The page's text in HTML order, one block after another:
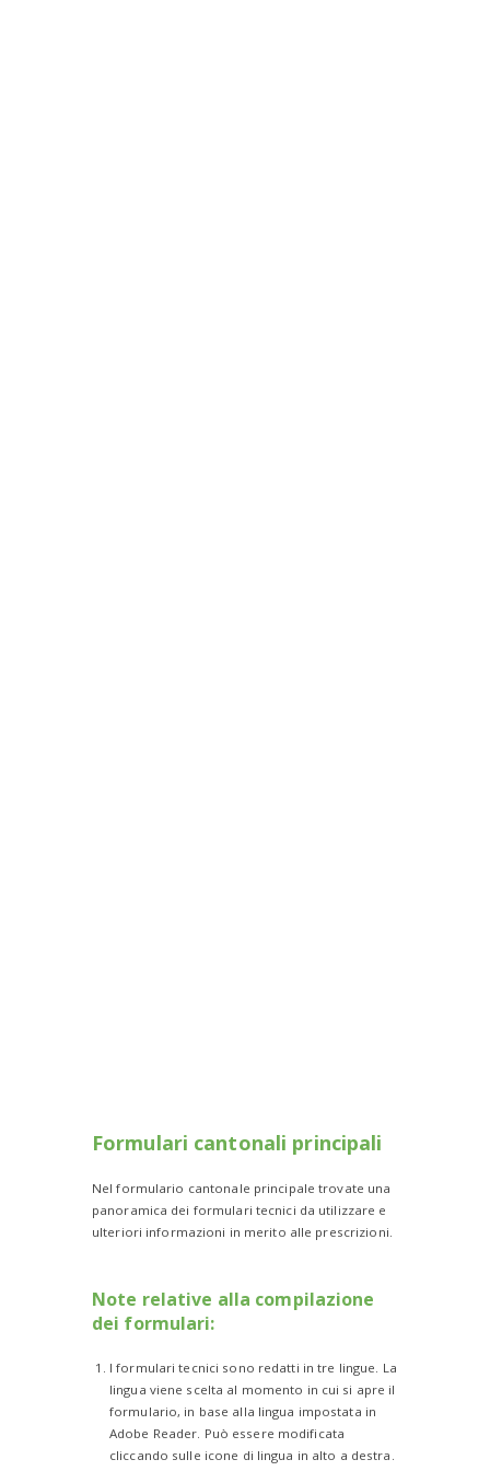
Formulari cantonali principali
Nel formulario cantonale principale trovate una
panoramica dei formulari tecnici da utilizzare e
ulteriori informazioni in merito alle prescrizioni.
Note relative alla compilazione
dei formulari:
I formulari tecnici sono redatti in tre lingue. La
lingua viene scelta al momento in cui si apre il
formulario, in base alla lingua impostata in
Adobe Reader. Può essere modificata
cliccando sulle icone di lingua in alto a destra.